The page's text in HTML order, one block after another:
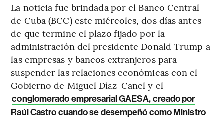
La noticia fue brindada por el Banco Central
de Cuba (BCC) este miércoles, dos días antes
de que termine el plazo fijado por la
administración del presidente Donald Trump a
las empresas y bancos extranjeros para
suspender las relaciones económicas con el
Gobierno de Miguel Díaz-Canel y el
conglomerado empresarial GAESA, creado por
Raúl Castro cuando se desempeñó como Ministro